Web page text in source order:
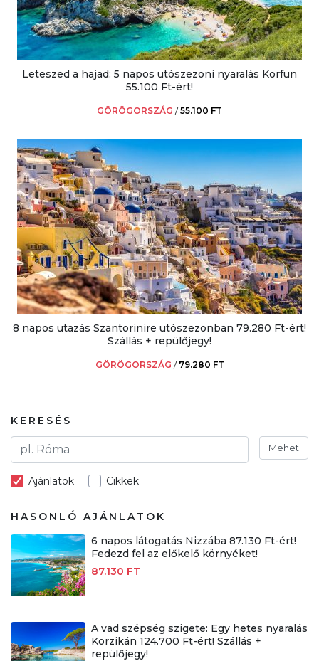
Leteszed a hajad: 5 napos utószezoni nyaralás Korfun
55.100 Ft-ért!
GÖRÖGORSZÁG /55.100 FT
8 napos utazás Szantorinire utószezonban 79.280 Ft-ért!
Szállás + repülőjegy!
GÖRÖGORSZÁG / 79.280 FT
KERESÉS
Mehet
Ajánlatok Cikkek
HASONLÓ AJÁNLATOK
6 napos látogatás Nizzába 87.130 Ft-ért!
Fedezd fel az előkelő környéket!
87.130 FT
A vad szépség szigete: Egy hetes nyaralás
Korzikán 124.700 Ft-ért! Szállás +
repülőjegy!